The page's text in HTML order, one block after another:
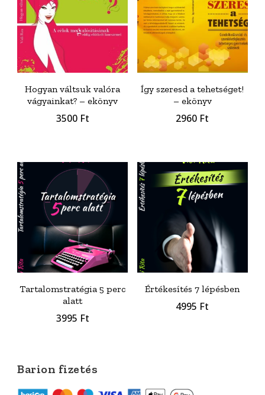
Hogyan váltsuk valóra
vágyainkat? – ekönyv
3500 Ft
Így szeresd a tehetséget!
– ekönyv
2960 Ft
Tartalomstratégia 5 perc
alatt
3995 Ft
Értékesítés 7 lépésben
4995 Ft
Barion fizetés